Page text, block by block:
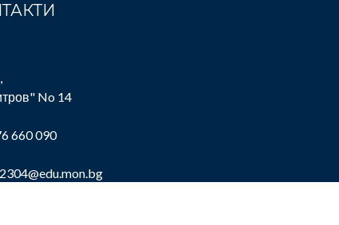
No 14
660 090